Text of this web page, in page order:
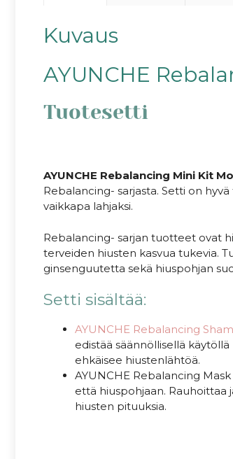
Kuvaus
AYUNCHE
Tuotesetti
AYUNCHE Rebalancing Mini Kit
Rebalancing- sarjasta. Setti on
vaikkapa lahjaksi.
Rebalancing- sarjan tuotteet ovat
terveiden hiusten kasvua tukevia.
ginsenguutetta sekä hiuspohjan
Setti sisältää:
AYUNCHE Rebalancing
edistää säännöllisellä
ehkäisee hiustenlähtöä.
AYUNCHE Rebalancing
että hiuspohjaan. Rauhoittaa
hiusten pituuksia.